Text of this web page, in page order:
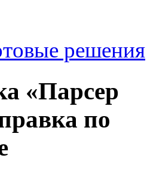
решения
«Парсер
по